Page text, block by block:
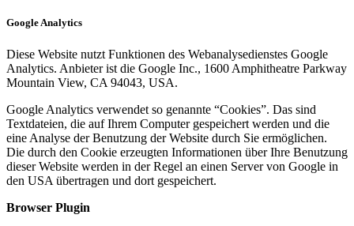
Google Analytics
Diese Website nutzt Funktionen des Webanalysedienstes Google
Analytics. Anbieter ist die Google Inc., 1600 Amphitheatre Parkway
Mountain View, CA 94043, USA.
Google Analytics verwendet so genannte “Cookies”. Das sind
Textdateien, die auf Ihrem Computer gespeichert werden und die
eine Analyse der Benutzung der Website durch Sie ermöglichen.
Die durch den Cookie erzeugten Informationen über Ihre Benutzung
dieser Website werden in der Regel an einen Server von Google in
den USA übertragen und dort gespeichert.
Browser Plugin